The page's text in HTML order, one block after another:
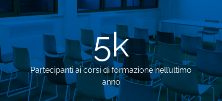
5k
Partecipanti ai corsi di formazione nell’ultimo
anno